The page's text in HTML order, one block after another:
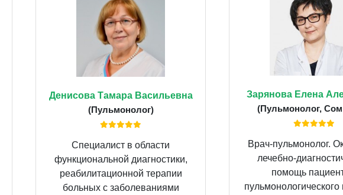
Денисова Тамара Васильевна
(Пульмонолог)
Специалист в области
функциональной диагностики,
реабилитационной терапии
больных с заболеваниями
Зарянова Елена
(Пульмонолог,
Врач-пульмонолог.
лечебно-
помощь